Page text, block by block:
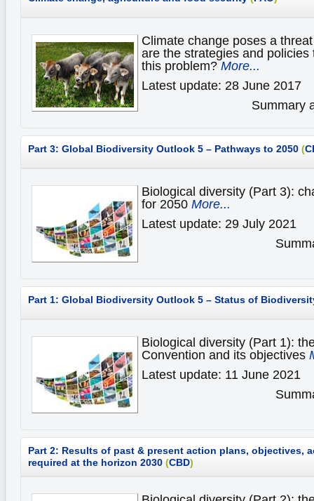
Climate change poses a
are the strategies and
this problem?More...
Latest update: 28 June 2017
Summary
Part 3: Global Biodiversity Outlook 5 – Pathways to 2050 (
Biological diversity (Part 3):
for 2050 More...
Latest update: 29 July 2021
Part 1: Global Biodiversity Outlook 5 – Status of
Biological diversity (Part 1):
Convention and its objectives
Latest update: 11 June 2021
Part 2: Results of past & present action plans, objectives,
required at the horizon 2030 (CBD)